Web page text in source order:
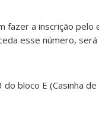
fazer a inscrição pelo
esse número, será
bloco E (Casinha de